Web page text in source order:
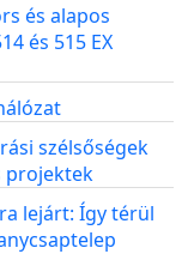
és alapos
és 515 EX
szélsőségek
projektek
lejárt: Így térül